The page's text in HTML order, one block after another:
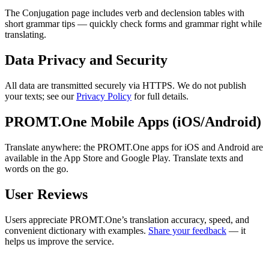
The Conjugation page includes verb and declension tables with
short grammar tips — quickly check forms and grammar right while
translating.
Data Privacy and Security
All data are transmitted securely via HTTPS. We do not publish
your texts; see ourPrivacy Policy for full details.
PROMT.One Mobile Apps (iOS/Android)
Translate anywhere: the PROMT.One apps for iOS and Android are
available in the App Store and Google Play. Translate texts and
words on the go.
User Reviews
Users appreciate PROMT.One’s translation accuracy, speed, and
convenient dictionary with examples. Share your feedback — it
helps us improve the service.